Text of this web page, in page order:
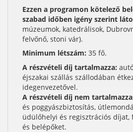
Ezzen a programon kötelező
szabad időben igény szerint
múzeumok, katedrálisok,
felvőnő, stoni vár).
Minimum létszám: 35 fő.
A részvételi díj tartalmazza:
éjszakai szállás szállodában
idegenvezetővel.
A részvételi díj nem tartalmazza
és poggyászbiztosítás,
üdülőhelyi és regisztrációs
és belépőket.